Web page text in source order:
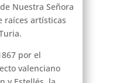
Nuestra Señora
raíces artísticas
por el
valenciano